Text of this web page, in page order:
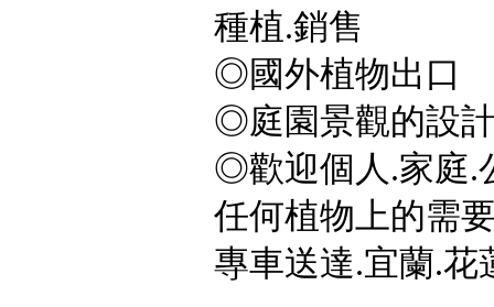
種植.銷售
◎國外植物出口
◎庭園景觀的設
◎歡迎個人.家庭.
任何植物上的需
專車送達.宜蘭.花